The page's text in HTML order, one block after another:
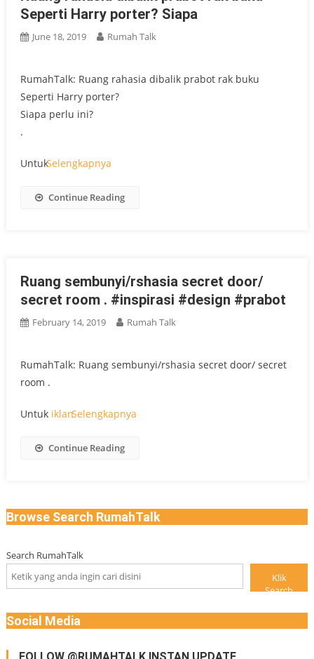
Seperti Harry porter? Siapa
June 18, 2019 Rumah Talk
RumahTalk: Ruang rahasia dibalik prabot rak buku
Seperti Harry porter?
Siapa perlu ini?
.
UntukSelengkapnya
Continue Reading
Ruang sembunyi/rshasia secret door/
secret room . #inspirasi #design #prabot
February 14, 2019 Rumah Talk
RumahTalk: Ruang sembunyi/rshasia secret door/ secret
room .
Untuk iklanSelengkapnya
Continue Reading
Browse Search RumahTalk
Search RumahTalk
Klik
Search
Social Media